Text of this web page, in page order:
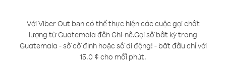
Với Viber Out bạn có thể thực hiện các cuộc gọi chất
lượng từ Guatemala đến Ghi-nê.Gọi số bất kỳ trong
Guatemala - số cố định hoặc số di động! - bắt đầu chỉ với
15.0 ¢ cho mỗi phút.